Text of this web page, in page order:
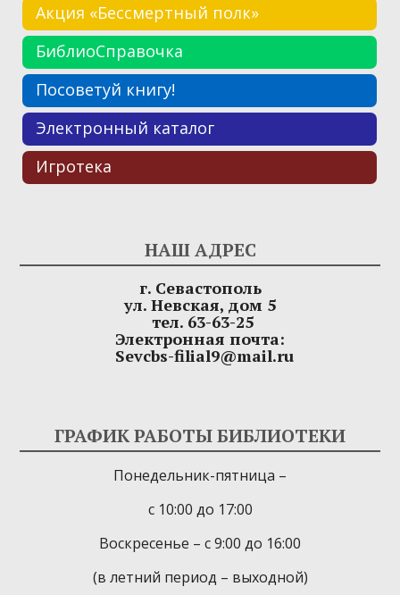
Акция «Бессмертный полк»
БиблиоСправочка
Посоветуй книгу!
Электронный каталог
Игротека
НАШ АДРЕС
г. Севастополь
ул. Невская, дом 5
тел. 63-63-25
Электронная почта:
Sevcbs-filial9@mail.ru
ГРАФИК РАБОТЫ БИБЛИОТЕКИ
Понедельник-пятница –
с 10:00 до 17:00
Воскресенье – с 9:00 до 16:00
(в летний период – выходной)